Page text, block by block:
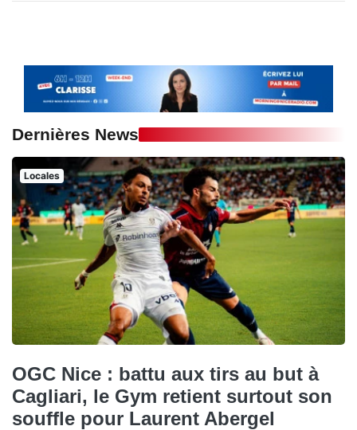
Dernières News
Locales
OGC Nice : battu aux tirs au but à
Cagliari, le Gym retient surtout son
souffle pour Laurent Abergel